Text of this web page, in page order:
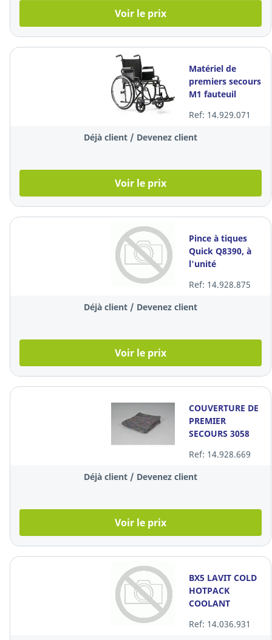
Voir le prix
Matériel de
premiers secours
M1 fauteuil
Ref: 14.929.071
Déjà client / Devenez client
Voir le prix
Pince à tiques
Quick Q8390, à
l'unité
Ref: 14.928.875
Déjà client / Devenez client
Voir le prix
COUVERTURE DE
PREMIER
SECOURS 3058
Ref: 14.928.669
Déjà client / Devenez client
Voir le prix
BX5 LAVIT COLD
HOTPACK
COOLANT
Ref: 14.036.931